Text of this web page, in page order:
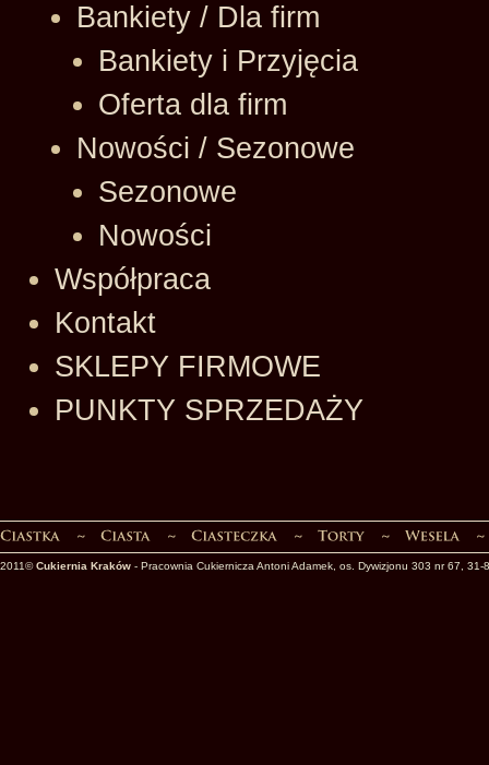
Bankiety / Dla firm
Bankiety i Przyjęcia
Oferta dla firm
Nowości / Sezonowe
Sezonowe
Nowości
Współpraca
Kontakt
SKLEPY FIRMOWE
PUNKTY SPRZEDAŻY
2011©Cukiernia Kraków - Pracownia Cukiernicza Antoni Adamek, os. Dywizjonu 303 nr 67, 31-